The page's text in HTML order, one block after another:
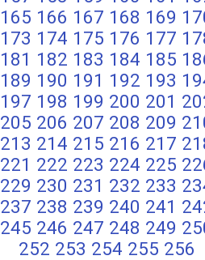
165 166 167 168 169
173 174 175 176 177
181 182 183 184 185
189 190 191 192 193
197 198 199 200 201
205 206 207 208 209
213 214 215 216 217
221 222 223 224 225
229 230 231 232 233
237 238 239 240 241
245 246 247 248 249
252 253 254 255 256